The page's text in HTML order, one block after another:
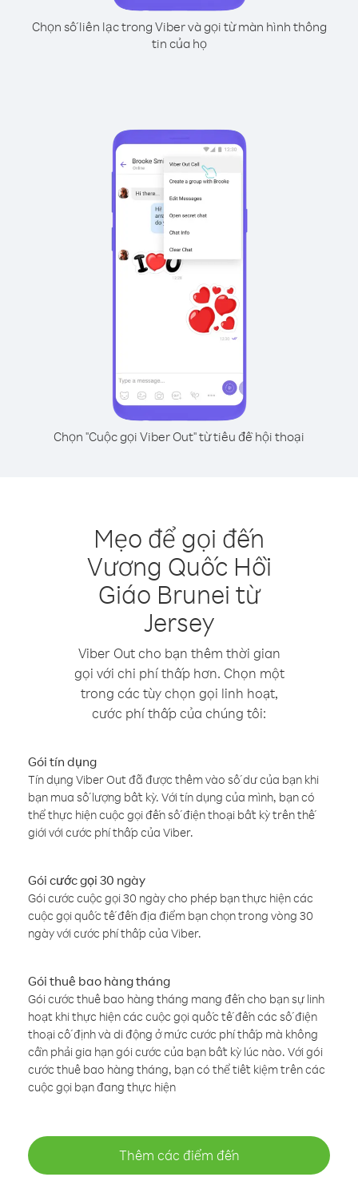
Chọn số liên lạc trong Viber và gọi từ màn hình thông
tin của họ
Chọn "Cuộc gọi Viber Out" từ tiêu đề hội thoại
Mẹo để gọi đến
Vương Quốc Hồi
Giáo Brunei từ
Jersey
Viber Out cho bạn thêm thời gian
gọi với chi phí thấp hơn. Chọn một
trong các tùy chọn gọi linh hoạt,
cước phí thấp của chúng tôi:
Gói tín dụng
Tín dụng Viber Out đã được thêm vào số dư của bạn khi
bạn mua số lượng bất kỳ. Với tín dụng của mình, bạn có
thể thực hiện cuộc gọi đến số điện thoại bất kỳ trên thế
giới với cước phí thấp của Viber.
Gói cước gọi 30 ngày
Gói cước cuộc gọi 30 ngày cho phép bạn thực hiện các
cuộc gọi quốc tế đến địa điểm bạn chọn trong vòng 30
ngày với cước phí thấp của Viber.
Gói thuê bao hàng tháng
Gói cước thuê bao hàng tháng mang đến cho bạn sự linh
hoạt khi thực hiện các cuộc gọi quốc tế đến các số điện
thoại cố định và di động ở mức cước phí thấp mà không
cần phải gia hạn gói cước của bạn bất kỳ lúc nào. Với gói
cước thuê bao hàng tháng, bạn có thể tiết kiệm trên các
cuộc gọi bạn đang thực hiện
Thêm các điểm đến